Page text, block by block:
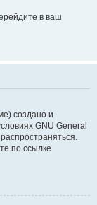
в ваш
создано и
GNU General
по ссылке